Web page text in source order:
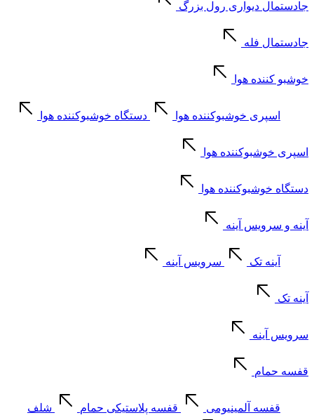
جادستمال دیواری رول بزرگ
جادستمال فله
خوشبو کننده هوا
اسپری خوشبوکننده هوا دستگاه خوشبوکننده هوا
اسپری خوشبوکننده هوا
دستگاه خوشبوکننده هوا
آینه و سرویس آینه
آینه تک سرویس آینه
آینه تک
سرویس آینه
قفسه حمام
قفسه آلمینیومی قفسه پلاستیکی حمام شلف